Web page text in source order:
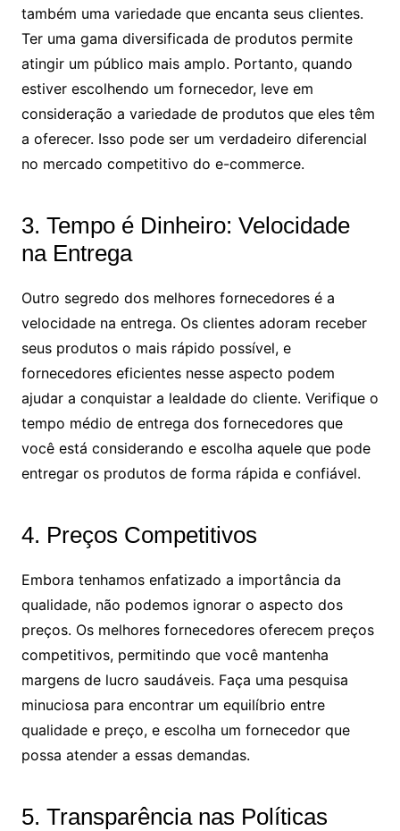
também uma variedade que encanta seus clientes.
Ter uma gama diversificada de produtos permite
atingir um público mais amplo. Portanto, quando
estiver escolhendo um fornecedor, leve em
consideração a variedade de produtos que eles têm
a oferecer. Isso pode ser um verdadeiro diferencial
no mercado competitivo do e-commerce.
3. Tempo é Dinheiro: Velocidade
na Entrega
Outro segredo dos melhores fornecedores é a
velocidade na entrega. Os clientes adoram receber
seus produtos o mais rápido possível, e
fornecedores eficientes nesse aspecto podem
ajudar a conquistar a lealdade do cliente. Verifique o
tempo médio de entrega dos fornecedores que
você está considerando e escolha aquele que pode
entregar os produtos de forma rápida e confiável.
4. Preços Competitivos
Embora tenhamos enfatizado a importância da
qualidade, não podemos ignorar o aspecto dos
preços. Os melhores fornecedores oferecem preços
competitivos, permitindo que você mantenha
margens de lucro saudáveis. Faça uma pesquisa
minuciosa para encontrar um equilíbrio entre
qualidade e preço, e escolha um fornecedor que
possa atender a essas demandas.
5. Transparência nas Políticas